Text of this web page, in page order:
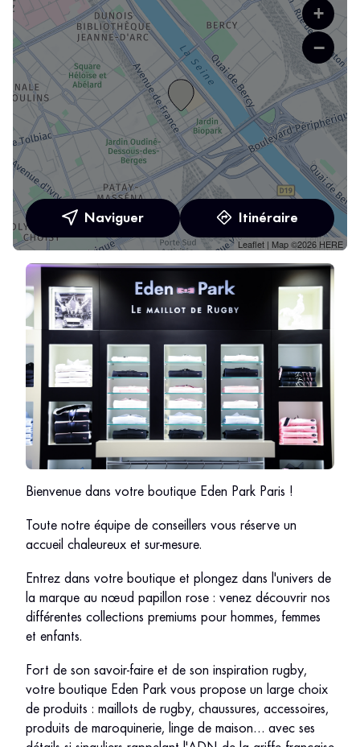
+
−
Leaflet | Map ©2026 HERE
Naviguer Itinéraire
Bienvenue dans votre boutique Eden Park Paris !
Toute notre équipe de conseillers vous réserve un
accueil chaleureux et sur-mesure.
Entrez dans votre boutique et plongez dans l'univers de
la marque au nœud papillon rose : venez découvrir nos
différentes collections premiums pour hommes, femmes
et enfants.
Fort de son savoir-faire et de son inspiration rugby,
votre boutique Eden Park vous propose un large choix
de produits : maillots de rugby, chaussures, accessoires,
produits de maroquinerie, linge de maison… avec ses